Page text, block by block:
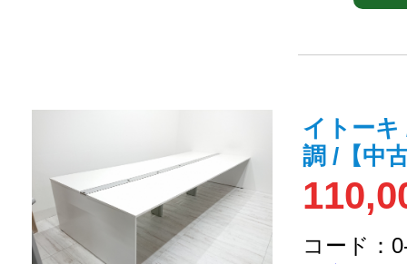
イトーキ
調 /【中
コード：